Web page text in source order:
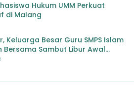
Hukum UMM Perkuat
di Malang
Keluarga Besar Guru SMPS Islam
Bersama Sambut Libur Awal